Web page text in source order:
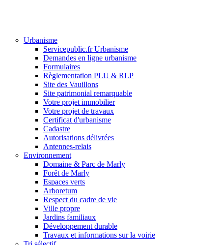
Urbanisme
Servicepublic.fr Urbanisme
Demandes en ligne urbanisme
Formulaires
Règlementation PLU & RLP
Site des Vauillons
Site patrimonial remarquable
Votre projet immobilier
Votre projet de travaux
Certificat d'urbanisme
Cadastre
Autorisations délivrées
Antennes-relais
Environnement
Domaine & Parc de Marly
Forêt de Marly
Espaces verts
Arboretum
Respect du cadre de vie
Ville propre
Jardins familiaux
Développement durable
Travaux et informations sur la voirie